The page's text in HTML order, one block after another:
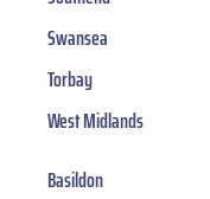
Swansea
Torbay
West Midlands
Basildon